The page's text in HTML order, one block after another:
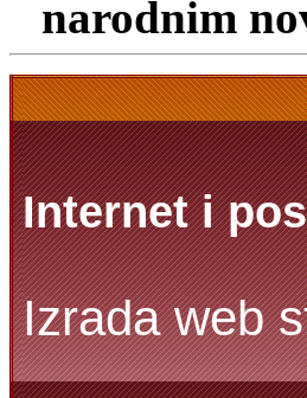
narodnim
Internet i
Izrada web